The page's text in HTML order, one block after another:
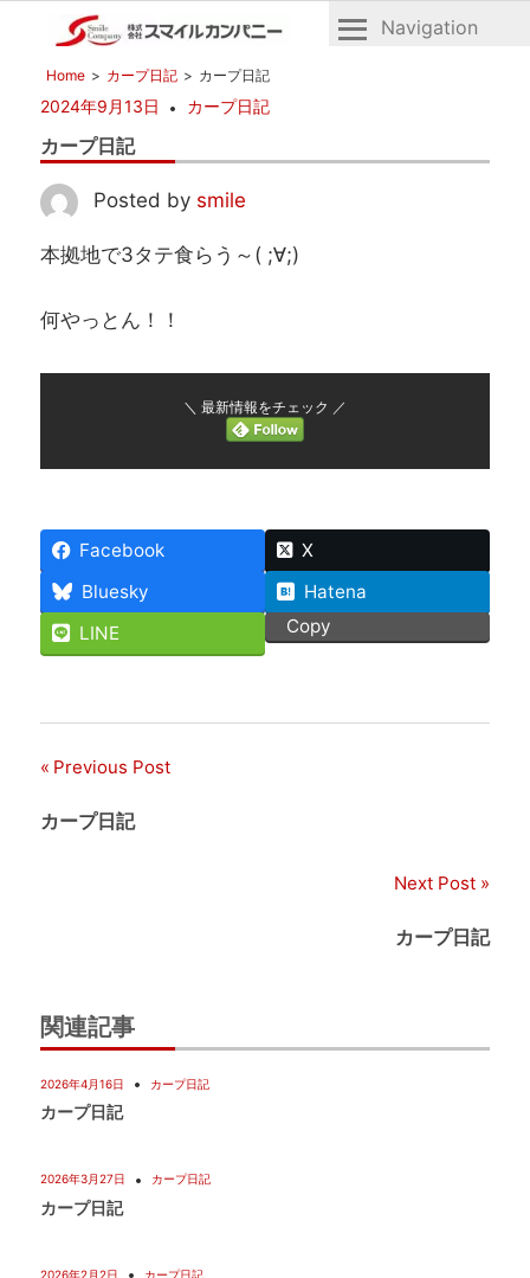
株
式
会
社
ス
マ
イ
カ
島
の
動
産
Navigation
Home カープ日記 カープ日記
2024年9月13日 カープ日記
カープ日記
Posted by smile
本拠地で3タテ食らう～( ;∀;)
何やっとん！！
＼ 最新情報をチェック ／
Facebook
X
Bluesky
Hatena
LINE
Copy
投
稿
シ
ョ
Previous Post
カープ日記
Next Post
カープ日記
関連記事
2026年4月16日 カープ日記
カープ日記
2026年3月27日 カープ日記
カープ日記
2026年2月2日 カープ日記